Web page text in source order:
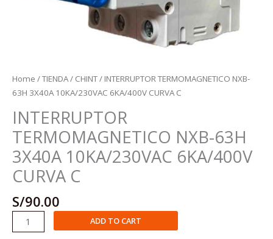
Home /TIENDA/ CHINT/ INTERRUPTOR TERMOMAGNETICO NXB-
63H 3X40A 10KA/230VAC 6KA/400V CURVA C
INTERRUPTOR
TERMOMAGNETICO NXB-63H
3X40A 10KA/230VAC 6KA/400V
CURVA C
S/90.00
INTERRUPTOR
TERMOMAGNETICO
ADD TO CART